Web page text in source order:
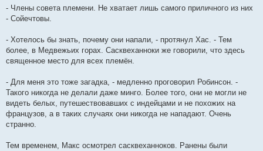
- Члены совета племени. Не хватает лишь самого приличного из них
- Сойечтовы.
- Хотелось бы знать, почему они напали, - протянул Хас. - Тем
более, в Медвежьих горах. Сасквеханноки же говорили, что здесь
священное место для всех племён.
- Для меня это тоже загадка, - медленно проговорил Робинсон. -
Такого никогда не делали даже минго. Более того, они не могли не
видеть белых, путешествовавших с индейцами и не похожих на
французов, а в таких случаях они никогда не нападают. Очень
странно.
Тем временем, Макс осмотрел сасквеханноков. Ранены были